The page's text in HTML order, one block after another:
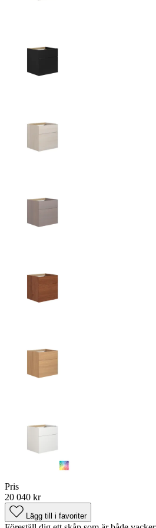
Pris
20 040 kr
Lägg till i favoriter